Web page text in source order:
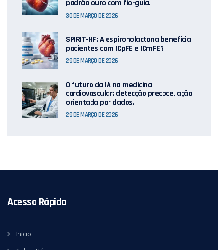
padrão ouro com fio-guia.
30 DE MARÇO DE 2026
SPIRIT-HF: A espironolactona beneficia
pacientes com ICpFE e ICmFE?
29 DE MARÇO DE 2026
O futuro da IA ​​na medicina
cardiovascular: detecção precoce, ação
orientada por dados.
29 DE MARÇO DE 2026
Acesso Rápido
Início